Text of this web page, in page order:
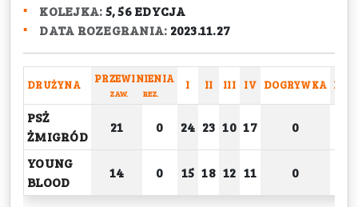
KOLEJKA:5, 56 EDYCJA
DATA ROZEGRANIA: 2023.11.27
DRUŻYNA PRZEWINIENIA
ZAW. REZ.
I II III IV DOGRYWKA
PSŻ
ŻMIGRÓD
21 0 24 23 10 17 0
YOUNG
BLOOD
14 0 15 18 12 11 0